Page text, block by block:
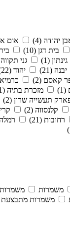
יהודה (4) אום
בית דגן (10)
גינתון (1) גני תקווה
יבנה (21) יהוד (22)
קאסם (2)
מזכרת בתיה (1)
תעשייה שרון (2)
קלנסווה (2)
רחובות (21) רמלה
משמרות
משמרות מתבצעת